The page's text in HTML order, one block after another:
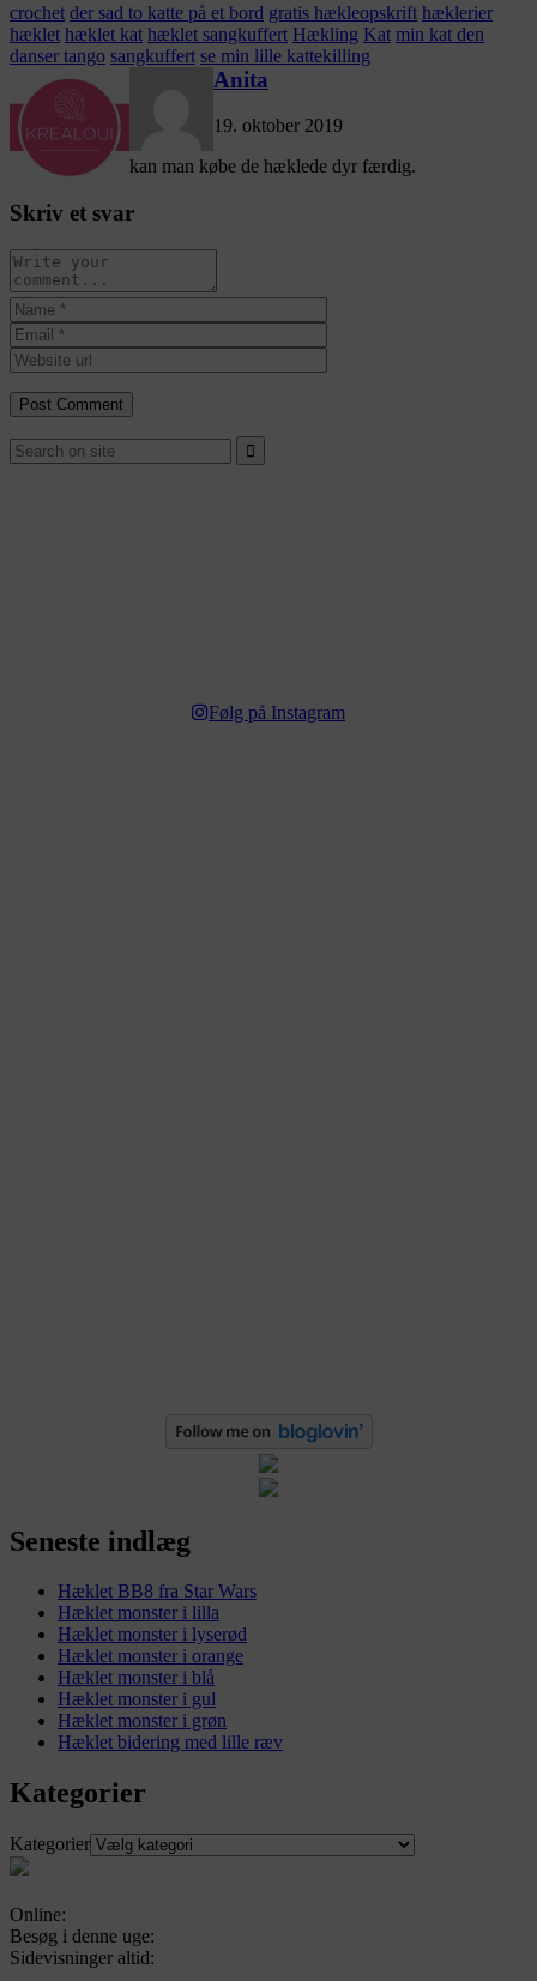
crochet der sad to katte på et bord gratis hækleopskrift hæklerier
hæklet hæklet kat hæklet sangkuffert Hækling Kat min kat den
danser tango sangkuffert se min lille kattekilling
Anita
19. oktober 2019
kan man købe de hæklede dyr færdig.
Skriv et svar
Følg på Instagram
Seneste indlæg
Hæklet BB8 fra Star Wars
Hæklet monster i lilla
Hæklet monster i lyserød
Hæklet monster i orange
Hæklet monster i blå
Hæklet monster i gul
Hæklet monster i grøn
Hæklet bidering med lille ræv
Kategorier
Kategorier
Online:
Besøg i denne uge:
Sidevisninger altid: